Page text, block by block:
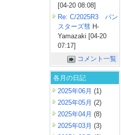
[04-20 08:08]
Re: C/2025R3 パン
スターズ彗 H-
Yamazaki [04-20
07:17]
コメント一覧
各月の日記
2025年06月 (1)
2025年05月 (2)
2025年04月 (8)
2025年03月 (3)